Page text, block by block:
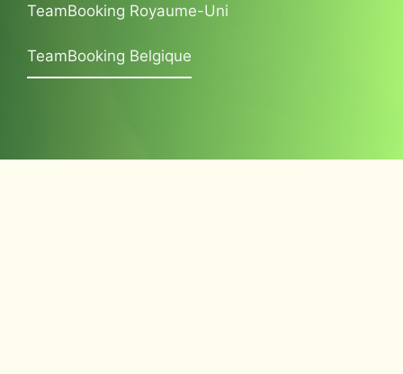
TeamBooking Royaume-Uni
TeamBooking Belgique